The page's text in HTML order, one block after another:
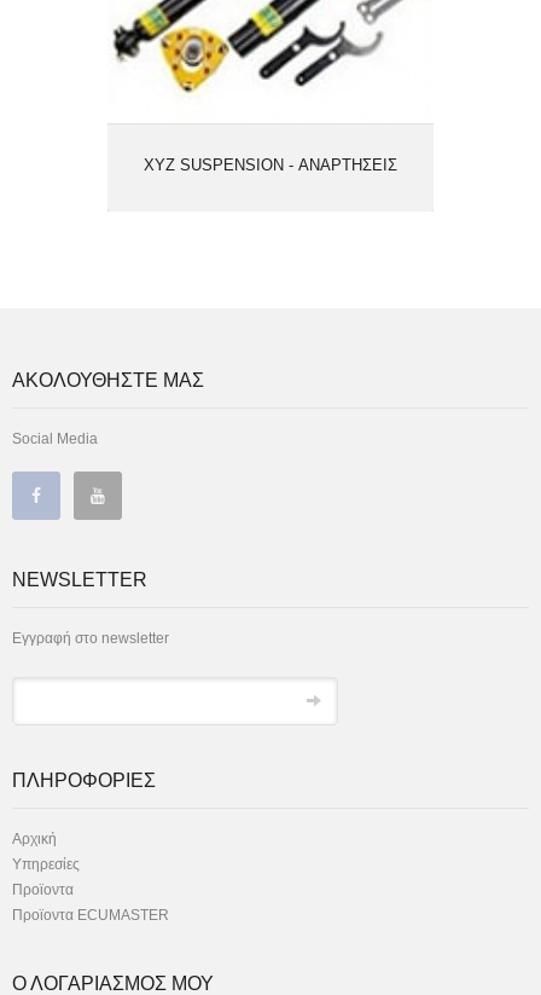
XYZ SUSPENSION - ΑΝΑΡΤΗΣΕΙΣ
ΑΚΟΛΟΥΘΗΣΤΕ ΜΑΣ
Social Media
NEWSLETTER
Εγγραφή στο newsletter
ΠΛΗΡΟΦΟΡΙΕΣ
Αρχική
Υπηρεσίες
Προϊοντα
Προϊοντα ECUMASTER
Ο ΛΟΓΑΡΙΑΣΜΟΣ ΜΟΥ